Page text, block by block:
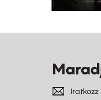
Iratkozz